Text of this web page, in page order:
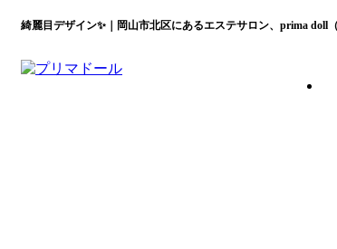
綺麗目デザイン✨｜岡山市北区にあるエステサロン、prima doll